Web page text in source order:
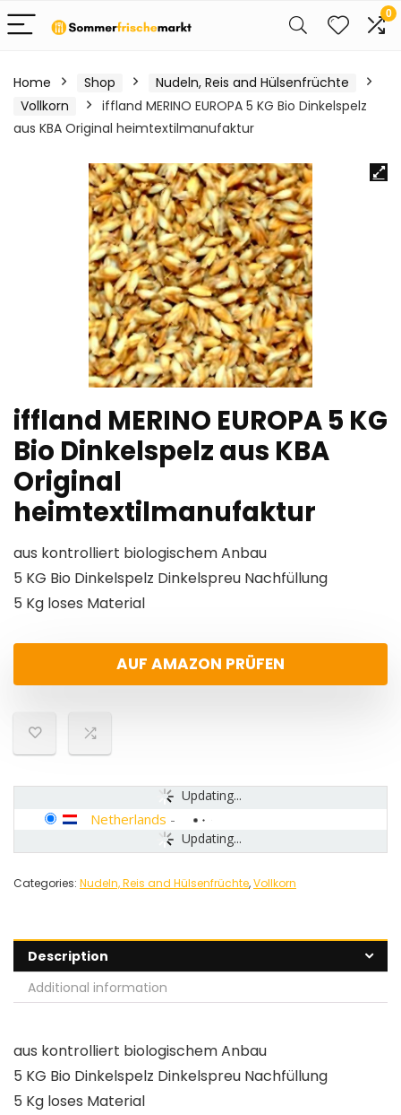
0
Home Shop
Nudeln, Reis and Hülsenfrüchte
Vollkorn
iffland MERINO EUROPA 5 KG Bio Dinkelspelz
aus KBA Original heimtextilmanufaktur
iffland MERINO EUROPA 5 KG
Bio Dinkelspelz aus KBA
Original
heimtextilmanufaktur
aus kontrolliert biologischem Anbau
5 KG Bio Dinkelspelz Dinkelspreu Nachfüllung
5 Kg loses Material
AUF AMAZON PRÜFEN
Updating...
Updating...
Netherlands -
Categories: Nudeln, Reis and Hülsenfrüchte,Vollkorn
Description
Additional information
aus kontrolliert biologischem Anbau
5 KG Bio Dinkelspelz Dinkelspreu Nachfüllung
5 Kg loses Material